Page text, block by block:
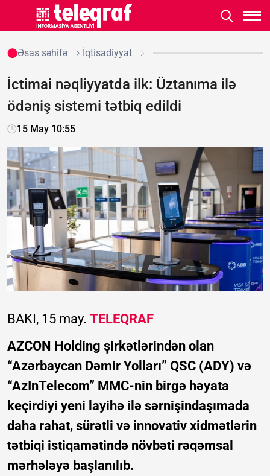
Əsas səhifə İqtisadiyyat
İctimai nəqliyyatda ilk: Üztanıma ilə
ödəniş sistemi tətbiq edildi
15 May 10:55
BAKI, 15 may. TELEQRAF
AZCON Holding şirkətlərindən olan
“Azərbaycan Dəmir Yolları” QSC (ADY) və
“AzInTelecom” MMC-nin birgə həyata
keçirdiyi yeni layihə ilə sərnişindaşımada
daha rahat, sürətli və innovativ xidmətlərin
tətbiqi istiqamətində növbəti rəqəmsal
mərhələyə başlanılıb.